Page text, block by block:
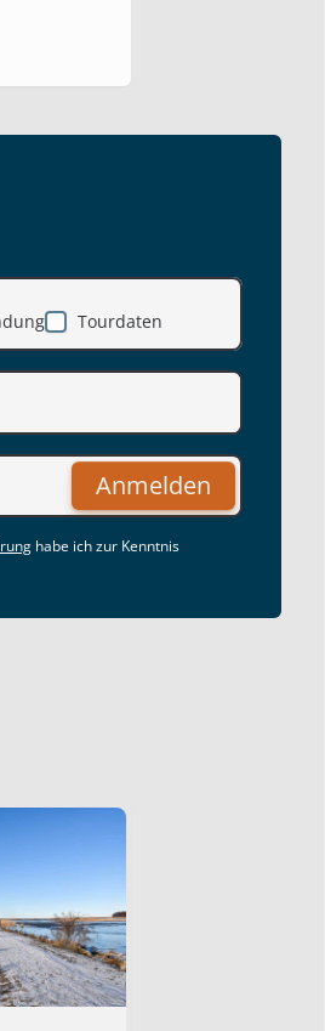
Tourdaten
Anmelden
habe ich zur Kenntnis